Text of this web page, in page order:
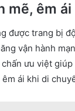
mẽ, êm ái
được trang bị
vận hành
ưu việt giúp
ái khi di